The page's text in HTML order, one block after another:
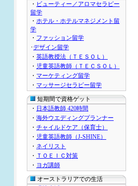
・ ビューティー／アロマセラピー
留学
・ ホテル・ホテルマネジメント留
学
・ ファッション留学
･デザイン留学
・ 英語教授法（ＴＥＳＯＬ）
・ 児童英語教師（ＴＥＣＳＯＬ）
・ マーケティング留学
・ マッサージセラピー留学
短期間で資格ゲット
・ 日本語教師 420時間
・ 海外ウエディングプランナー
・ チャイルドケア（保育士）
・ 児童英語教師（J-SHINE）
・ ネイリスト
・ ＴＯＥＩＣ対策
・ ヨガ講師
オーストラリアでの生活